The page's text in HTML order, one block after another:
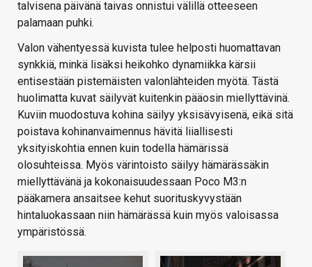
talvisena päivänä taivas onnistui välillä otteeseen
palamaan puhki.
Valon vähentyessä kuvista tulee helposti huomattavan
synkkiä, minkä lisäksi heikohko dynamiikka kärsii
entisestään pistemäisten valonlähteiden myötä. Tästä
huolimatta kuvat säilyvät kuitenkin pääosin miellyttävinä.
Kuviin muodostuva kohina säilyy yksisävyisenä, eikä sitä
poistava kohinanvaimennus hävitä liiallisesti
yksityiskohtia ennen kuin todella hämärissä
olosuhteissa. Myös värintoisto säilyy hämärässäkin
miellyttävänä ja kokonaisuudessaan Poco M3:n
pääkamera ansaitsee kehut suorituskyvystään
hintaluokassaan niin hämärässä kuin myös valoisassa
ympäristössä.